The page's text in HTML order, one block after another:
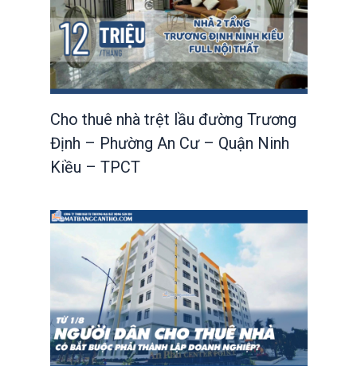
Cho thuê nhà trệt lầu đường Trương
Định – Phường An Cư – Quận Ninh
Kiều – TPCT